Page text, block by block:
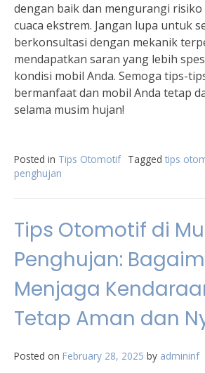
dengan baik dan mengurangi
cuaca ekstrem. Jangan lupa untuk
berkonsultasi dengan mekanik
mendapatkan saran yang lebih
kondisi mobil Anda. Semoga tips-
bermanfaat dan mobil Anda tetap
selama musim hujan!
Posted in Tips Otomotif Tagged tips
penghujan
Tips Otomotif di
Penghujan:
Menjaga
Tetap Aman dan
Posted on February 28, 2025 by admininf